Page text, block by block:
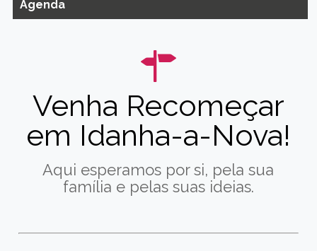
Agenda
Venha Recomeçar
em Idanha-a-Nova!
Aqui esperamos por si, pela sua
família e pelas suas ideias.